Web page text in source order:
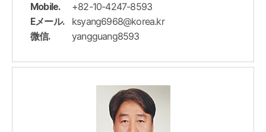
Mobile. +82-10-4247-8593
Eメール. ksyang6968@korea.kr
微信. yangguang8593